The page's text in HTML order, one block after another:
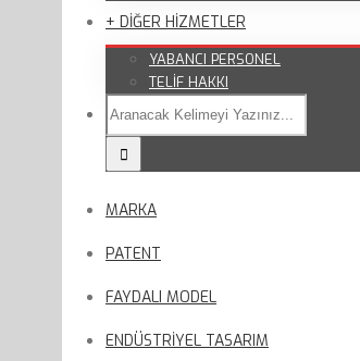
+ DİĞER HİZMETLER
YABANCI PERSONEL
TELİF HAKKI
MARKA
PATENT
FAYDALI MODEL
ENDÜSTRİYEL TASARIM